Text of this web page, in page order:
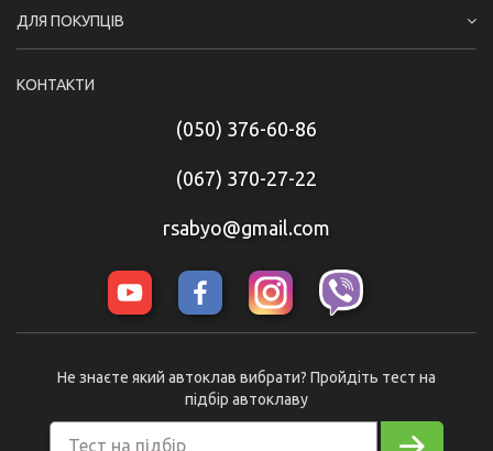
ДЛЯ ПОКУПЦІВ
КОНТАКТИ
(050) 376-60-86
(067) 370-27-22
rsabyo@gmail.com
Тест на підбір
Не знаєте який автоклав вибрати? Пройдіть тест на
підбір автоклаву